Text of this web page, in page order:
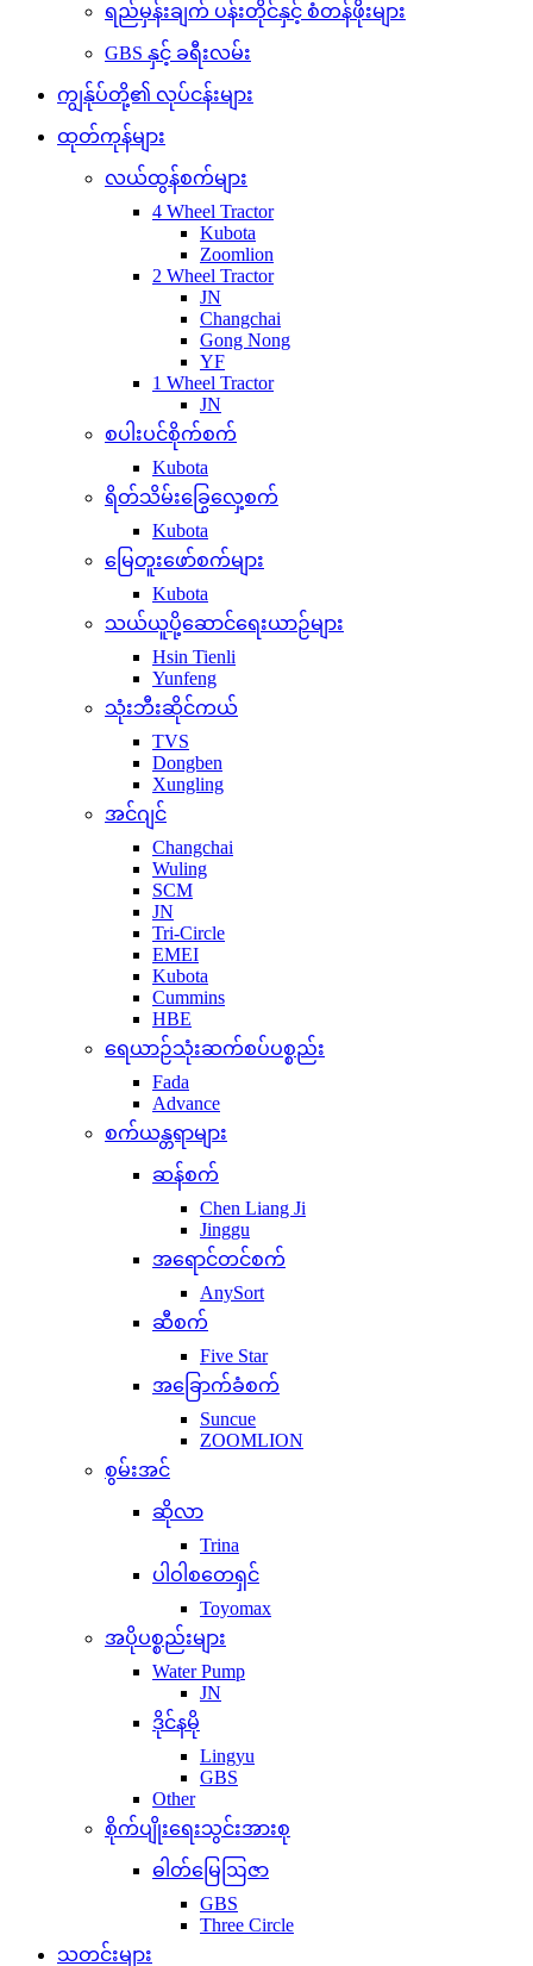
ရည်မှန်းချက် ပန်းတိုင်နှင့် စံတန်ဖိုးများ
GBS နှင့် ခရီးလမ်း
ကျွန်ုပ်တို့၏ လုပ်ငန်းများ
ထုတ်ကုန်များ
လယ်ထွန်စက်များ
4 Wheel Tractor
Kubota
Zoomlion
2 Wheel Tractor
JN
Changchai
Gong Nong
YF
1 Wheel Tractor
JN
စပါးပင်စိုက်စက်
Kubota
ရိတ်သိမ်းခြွေလှေ့စက်
Kubota
မြေတူးဖော်စက်များ
Kubota
သယ်ယူပို့ဆောင်ရေးယာဉ်များ
Hsin Tienli
Yunfeng
သုံးဘီးဆိုင်ကယ်
TVS
Dongben
Xungling
အင်ဂျင်
Changchai
Wuling
SCM
JN
Tri-Circle
EMEI
Kubota
Cummins
HBE
ရေယာဉ်သုံးဆက်စပ်ပစ္စည်း
Fada
Advance
စက်ယန္တရာများ
ဆန်စက်
Chen Liang Ji
Jinggu
အရောင်တင်စက်
AnySort
ဆီစက်
Five Star
အခြောက်ခံစက်
Suncue
ZOOMLION
စွမ်းအင်
ဆိုလာ
Trina
ပါဝါစတေရှင်
Toyomax
အပိုပစ္စည်းများ
Water Pump
JN
ဒိုင်နမို
Lingyu
GBS
Other
စိုက်ပျိုးရေးသွင်းအားစု
ဓါတ်မြေဩဇာ
GBS
Three Circle
သတင်းများ